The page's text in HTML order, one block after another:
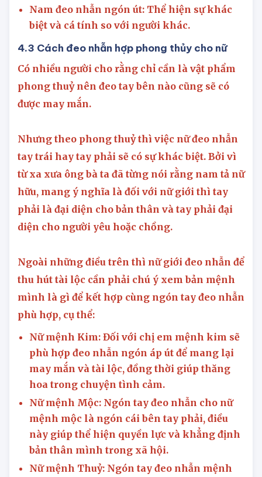
Nam đeo nhẫn ngón út: Thể hiện sự khác
biệt và cá tính so với người khác.
4.3 Cách đeo nhẫn hợp phong thủy cho nữ
Có nhiều người cho rằng chỉ cần là vật phẩm
phong thuỷ nên đeo tay bên nào cũng sẽ có
được may mắn.
Nhưng theo phong thuỷ thì việc nữ đeo nhẫn
tay trái hay tay phải sẽ có sự khác biệt. Bởi vì
từ xa xưa ông bà ta đã từng nói rằng nam tả nữ
hữu, mang ý nghĩa là đối với nữ giới thì tay
phải là đại diện cho bản thân và tay phải đại
diện cho người yêu hoặc chồng.
Ngoài những điều trên thì nữ giới đeo nhẫn để
thu hút tài lộc cần phải chú ý xem bản mệnh
mình là gì để kết hợp cùng ngón tay đeo nhẫn
phù hợp, cụ thể:
Nữ mệnh Kim: Đối với chị em mệnh kim sẽ
phù hợp đeo nhẫn ngón áp út để mang lại
may mắn và tài lộc, đồng thời giúp thăng
hoa trong chuyện tình cảm.
Nữ mệnh Mộc: Ngón tay đeo nhẫn cho nữ
mệnh mộc là ngón cái bên tay phải, điều
này giúp thể hiện quyền lực và khẳng định
bản thân mình trong xã hội.
Nữ mệnh Thuỷ: Ngón tay đeo nhẫn mệnh